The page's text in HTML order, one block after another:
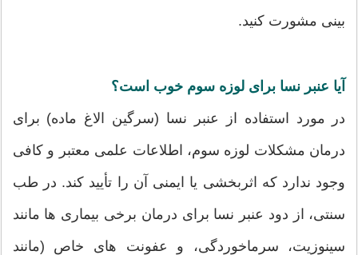
بینی مشورت کنید.
آیا عنبر نسا برای لوزه سوم خوب است؟
در مورد استفاده از عنبر نسا (سرگین الاغ ماده) برای
درمان مشکلات لوزه سوم، اطلاعات علمی معتبر و کافی
وجود ندارد که اثربخشی یا ایمنی آن را تأیید کند. در طب
سنتی، از دود عنبر نسا برای درمان برخی بیماری ها مانند
سینوزیت، سرماخوردگی، و عفونت های خاص (مانند